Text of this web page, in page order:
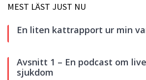
MEST LÄST JUST NU
En liten kattrapport ur min
Avsnitt 1 – En podcast om
sjukdom